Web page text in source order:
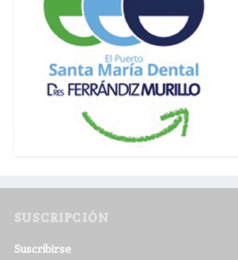
SUSCRIPCIÓN
Suscribirse